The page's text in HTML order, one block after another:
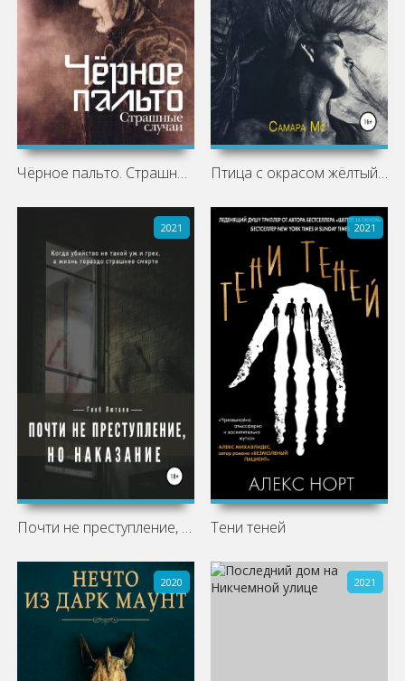
Чёрное пальто. Страшные случаи Птица с окрасом жёлтый Финч
2021
Почти не преступление, но наказание
2021
Тени теней
2020 2021